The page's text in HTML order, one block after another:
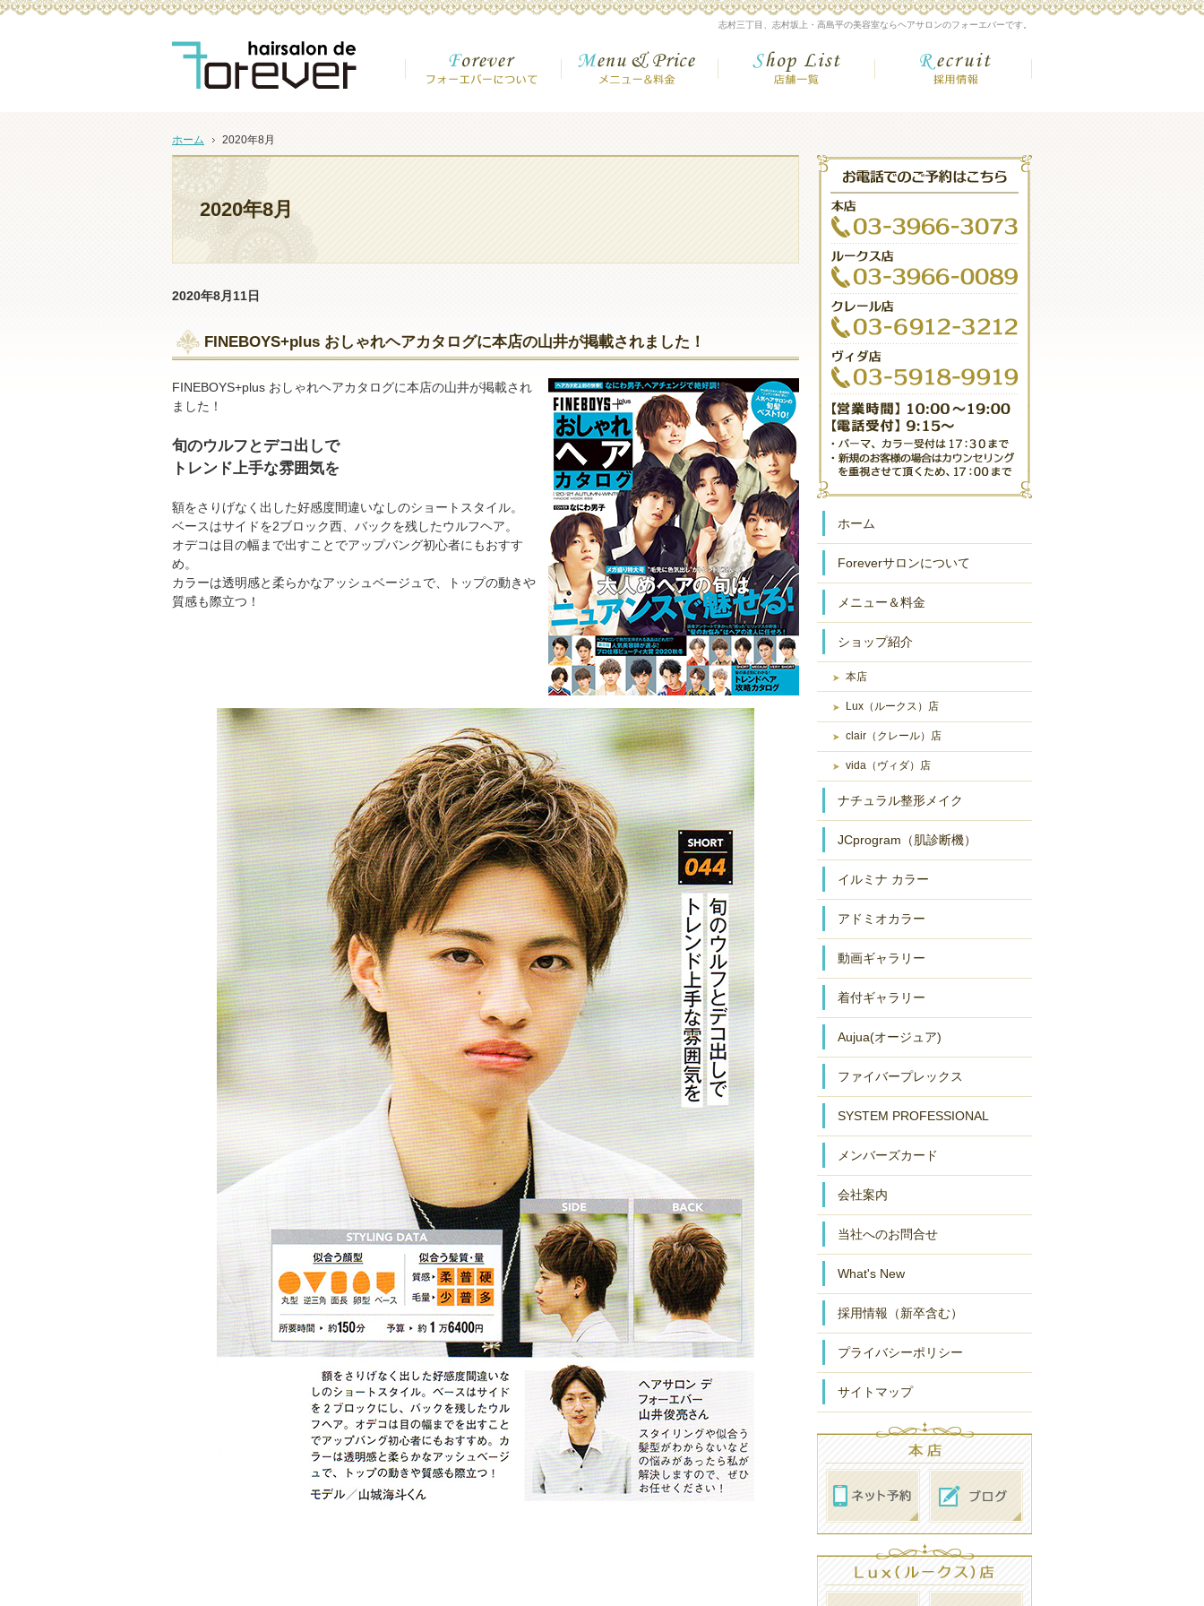
2020年8月
志村三丁目、志村坂上・高島平の美容室ならヘアサロンのフォーエバーです。
ヘアーサロンdeフォーエバーはおもてなしを大切にする美容室【志村三丁目・志村坂上・高島平】
2020年8月11日
FINEBOYS+plus おしゃれヘアカタログに本店の山井が掲載されました！
FINEBOYS+plus おしゃれヘアカタログに本店の山井が掲載され
ました！
旬のウルフとデコ出しで
トレンド上手な雰囲気を
額をさりげなく出した好感度間違いなしのショートスタイル。
ベースはサイドを2ブロック西、バックを残したウルフヘア。
オデコは目の幅まで出すことでアップバング初心者にもおすす
め。
カラーは透明感と柔らかなアッシュベージュで、トップの動きや
質感も際立つ！
ホーム
Foreverサロンについて
メニュー＆料金
ショップ紹介
本店
Lux（ルークス）店
clair（クレール）店
vida（ヴィダ）店
ナチュラル整形メイク
JCprogram（肌診断機）
イルミナ カラー
アドミオカラー
動画ギャラリー
着付ギャラリー
Aujua(オージュア)
ファイバープレックス
SYSTEM PROFESSIONAL
メンバーズカード
会社案内
当社へのお問合せ
What's New
採用情報（新卒含む）
プライバシーポリシー
サイトマップ
フォーエバーについて メニュー＆金額
ホーム 2020年8月